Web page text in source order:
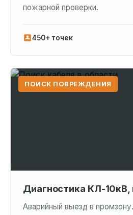
пожарной проверки.
450+ точек
ПОИСК ПОВРЕЖДЕНИЯ
Диагностика КЛ-10кВ,
Аварийный выезд в